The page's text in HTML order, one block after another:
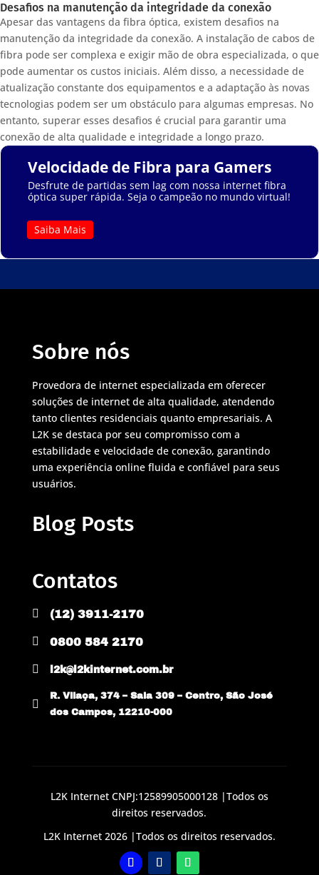
Desafios na manutenção da integridade da conexão
Apesar das vantagens da fibra óptica, existem desafios na
manutenção da integridade da conexão. A instalação de cabos de
fibra pode ser complexa e exigir mão de obra especializada, o que
pode aumentar os custos iniciais. Além disso, a necessidade de
atualização constante dos equipamentos e a adaptação às novas
tecnologias podem ser um obstáculo para algumas empresas. No
entanto, superar esses desafios é crucial para garantir uma
conexão de alta qualidade e integridade a longo prazo.
Velocidade de Fibra para Gamers
Desfrute de partidas sem lag com nossa internet fibra
óptica super rápida. Seja o campeão no mundo virtual!
Saiba Mais
Sobre nós
Provedora de internet especializada em oferecer
soluções de internet de alta qualidade, atendendo
tanto clientes residenciais quanto empresariais. A
L2K se destaca por seu compromisso com a
estabilidade e velocidade de conexão, garantindo
uma experiência online fluida e confiável para seus
usuários.
Blog Posts
Contatos
 (12) 3911-2170
 0800 584 2170
 l2k@l2kinternet.com.br

R. Vilaça, 374 – Sala 309 – Centro, São José
dos Campos, 12210-000
L2K Internet CNPJ:12589905000128 |Todos os
direitos reservados.
L2K Internet 2026 |Todos os direitos reservados.